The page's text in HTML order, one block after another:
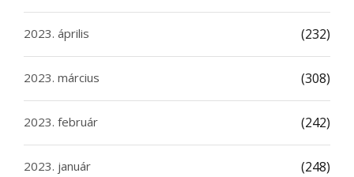
2023. április (232)
2023. március (308)
2023. február (242)
2023. január (248)